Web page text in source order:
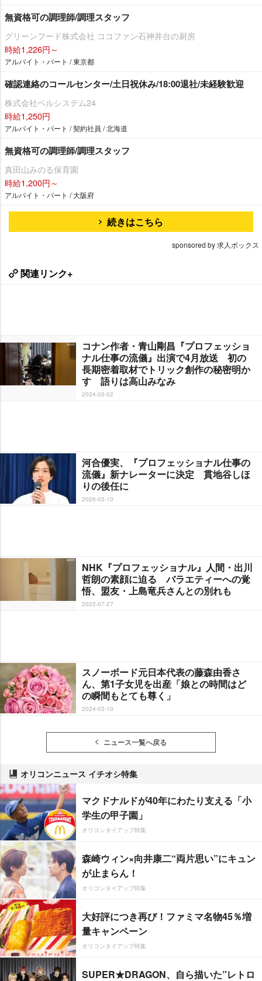
無資格可の調理師/調理スタッフ
グリーンフード株式会社 ココファン石神井台の厨房
時給1,226円～
アルバイト・パート / 東京都
確認連絡のコールセンター/土日祝休み/18:00退社/未経験歓迎
株式会社ベルシステム24
時給1,250円
アルバイト・パート / 契約社員 / 北海道
無資格可の調理師/調理スタッフ
真田山みのる保育園
時給1,200円～
アルバイト・パート / 大阪府
続きはこちら
sponsored by 求人ボックス
関連リンク+
コナン作者・青山剛昌『プロフェッショ
ナル仕事の流儀』出演で4月放送 初の
長期密着取材でトリック創作の秘密明か
す 語りは高山みなみ
2024-03-02
河合優実、『プロフェッショナル仕事の
流儀』新ナレーターに決定 貫地谷しほ
りの後任に
2026-03-10
NHK『プロフェッショナル』人間・出川
哲朗の素顔に迫る バラエティーへの覚
悟、盟友・上島竜兵さんとの別れも
2022-07-27
スノーボード元日本代表の藤森由香さ
ん、第1子女児を出産「娘との時間はど
の瞬間もとても尊く」
2024-03-10
ニュース一覧へ戻る
オリコンニュース イチオシ特集
マクドナルドが40年にわたり支える「小
学生の甲子園」
オリコンタイアップ特集
森崎ウィン×向井康二“両片思い”にキュン
が止まらん！
オリコンタイアップ特集
大好評につき再び！ファミマ名物45％増
量キャンペーン
オリコンタイアップ特集
SUPER★DRAGON、自ら描いた”レトロ